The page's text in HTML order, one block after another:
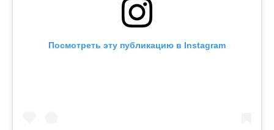
Посмотреть эту публикацию в Instagram